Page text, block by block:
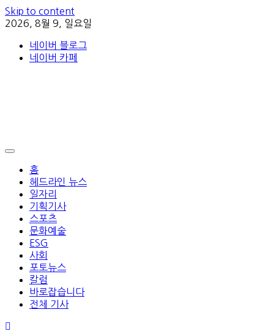
Skip to content
2026, 8월 9, 일요일
네이버 블로그
네이버 카페
홈
헤드라인 뉴스
일자리
기획기사
스포츠
문화예술
ESG
사회
포토뉴스
칼럼
바로잡습니다
전체 기사